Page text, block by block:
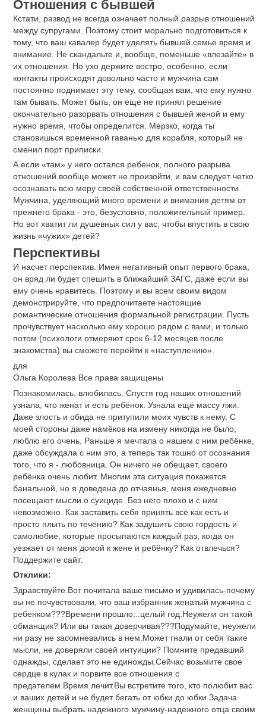
Отношения с бывшей
Кстати, развод не всегда означает полный разрыв отношений
между супругами. Поэтому стоит морально подготовиться к
тому, что ваш кавалер будет уделять бывшей семье время и
внимание. Не скандальте и, вообще, поменьше «влезайте» в
их отношения. Но ухо держите востро, особенно, если
контакты происходят довольно часто и мужчина сам
постоянно поднимает эту тему, сообщая вам, что ему нужно
там бывать. Может быть, он еще не принял решение
окончательно разорвать отношения с бывшей женой и ему
нужно время, чтобы определится. Мерзко, когда ты
становишься временной гаванью для корабля, который не
сменил порт приписки.
А если «там» у него остался ребенок, полного разрыва
отношений вообще может не произойти, и вам следует четко
осознавать всю меру своей собственной ответственности.
Мужчина, уделяющий много времени и внимания детям от
прежнего брака - это, безусловно, положительный пример.
Но вот хватит ли душевных сил у вас, чтобы впустить в свою
жизнь «чужих» детей?
Перспективы
И насчет перспектив. Имея негативный опыт первого брака,
он вряд ли будет спешить в ближайший ЗАГС, даже если вы
ему очень нравитесь. Поэтому и вы всем своим видом
демонстрируйте, что предпочитаете настоящие
романтические отношения формальной регистрации. Пусть
прочувствует насколько ему хорошо рядом с вами, и только
потом (психологи отмеряют срок 6-12 месяцев после
знакомства) вы сможете перейти к «наступлению».
для
Ольга Королева Все права защищены
Познакомилась, влюбилась. Спустя год наших отношений
узнала, что женат и есть ребёнок. Узнала ещё массу лжи.
Даже злость и обида не притупили моих чувств к нему. С
моей стороны даже намёков на измену никогда не было,
люблю его очень. Раньше я мечтала о нашем с ним ребёнке,
даже обсуждала с ним это, а теперь так тошно от осознания
того, что я - любовница. Он ничего не обещает, своего
ребёнка очень любит. Многим эта ситуация покажется
банальной, но я доведена до отчаянья, меня ежедневно
посещают мысли о суициде. Без него плохо и с ним
невозможно. Как заставить себя принять всё как есть и
просто плыть по течению? Как задушить свою гордость и
самолюбие, которые просыпаются каждый раз, когда он
уезжает от меня домой к жене и ребёнку? Как отвлечься?
Поддержите сайт:
Отклики:
Здравствуйте.Вот почитала ваше письмо и удивилась-почему
вы не почувствовали, что ваш избранник женатый мужчина с
ребенком???Времени прошло...целый год.Неужели он такой
обманщик? Или вы такая доверчивая???Подумайте, неужели
ни разу не засомневались в нем.Может гнали от себя такие
мысли, не доверяли своей интуиции? Помните предавший
однажды, сделает это не единожды.Сейчас возьмите свое
сердце в кулак и порвите все отношения с
предателем.Время лечит.Вы встретите того, кто полюбит вас
и ваших детей и не будет бегать от юбки до юбки.Задача
женщины выбрать надежного мужчину-надежного отца своим